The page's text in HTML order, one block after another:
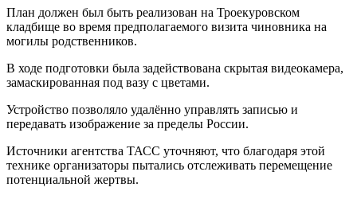
План должен был быть реализован на Троекуровском
кладбище во время предполагаемого визита чиновника на
могилы родственников.
В ходе подготовки была задействована скрытая видеокамера,
замаскированная под вазу с цветами.
Устройство позволяло удалённо управлять записью и
передавать изображение за пределы России.
Источники агентства ТАСС уточняют, что благодаря этой
технике организаторы пытались отслеживать перемещение
потенциальной жертвы.